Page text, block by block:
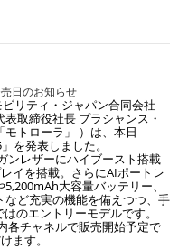
日のお知らせ
リティ・ジャパン合同会社
表取締役社長 プラシャンス・
モトローラ」 ）は、本日
を発表しました。
ンレザーにハイブースト搭載
イを搭載。さらにAIポートレ
大容量バッテリー、
ど充実の機能を備えつつ、手
のエントリーモデルです。
各チャネルで販売開始予定で
ます。